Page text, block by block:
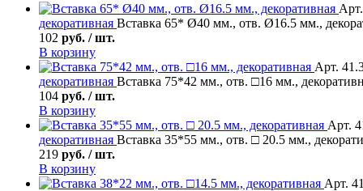
декоративная Вставка 65* Ø40 мм., отв. Ø16.5 мм.,
102 руб. / шт.
В корзину
Арт.
декоративная Вставка 75*42 мм., отв. □16 мм.,
104 руб. / шт.
В корзину
Арт.
декоративная Вставка 35*55 мм., отв. □ 20.5 мм.,
219 руб. / шт.
В корзину
Арт.